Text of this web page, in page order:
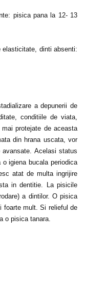
pisica pana la 12- 13
elasticitate, dinti absenti:
a depunerii de
conditiile de viata,
protejate de aceasta
din hrana uscata, vor
Acelasi status
igiena bucala periodica
atat de multa ingrijire
in dentitie. La pisicile
a dintilor. O pisica
foarte mult. Si relieful de
o pisica tanara.